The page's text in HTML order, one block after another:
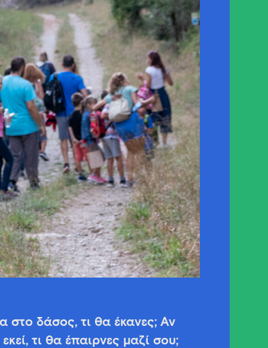
στο δάσος, τι θα έκανες; Αν
τι θα έπαιρνες μαζί σου;